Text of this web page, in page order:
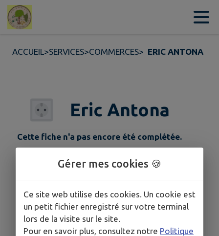
Contenu
ACCUEIL>SERVICES>COMMERCES> ERIC ANTONA
Eric Antona
Cette fiche n'a pas encore été complétée.
06 15 54 12 80
Gérer mes cookies 🍪
Ce site web utilise des cookies. Un cookie est
un petit fichier enregistré sur votre terminal
lors de la visite sur le site.
Pour en savoir plus, consultez notre Politique